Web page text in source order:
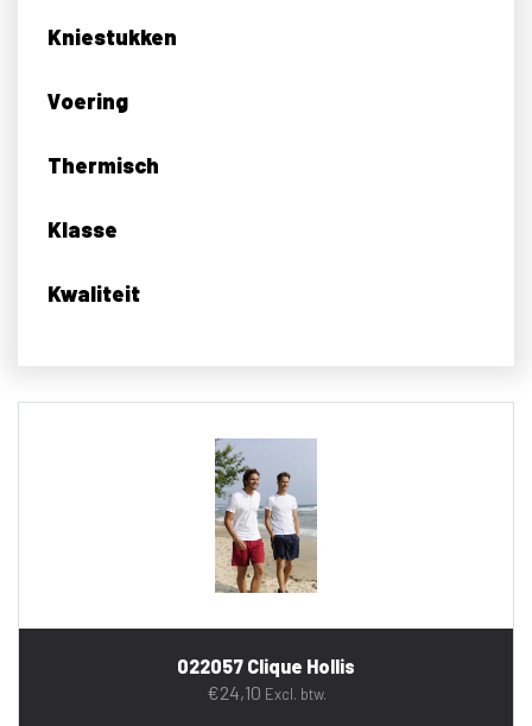
Kniestukken
Voering
Thermisch
Klasse
Kwaliteit
022057 Clique Hollis
€24,10 Excl. btw.